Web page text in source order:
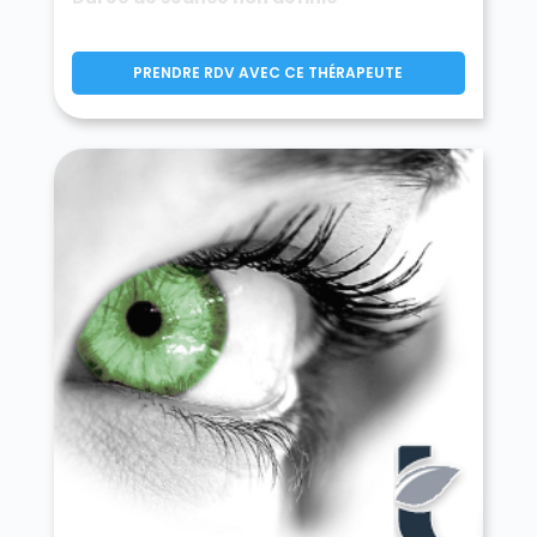
Farbus 62580
Fauquembergues 62560
Ferfay 62260
Ferques 62250
Festubert 62149
Feuchy 62223
Ficheux 62173
Fillièvres 62770
Fléchin 62960
Flers 62270
Fleurbaix 62840
Fleury 62134
Foncquevillers 62111
Fontaine-lès-Boulans 62134
Fontaine-lès-Croisilles 62128
Fontaine-lès-Hermans 62550
Fontaine-l'Étalon 62390
Fortel-en-Artois 62270
Fosseux 62810
Foufflin-Ricametz 62130
Fouquereuil 62232
Fouquières-lès-Béthune 62232
Fouquières-lez-Lens 62740
Framecourt 62130
Frémicourt 62450
Frencq 62630
Fresnes-lès-Montauban 62490
Fresnicourt-le-Dolmen 62150
Fresnoy-en-Gohelle 62580
PRENDRE RDV AVEC CE THÉRAPEUTE